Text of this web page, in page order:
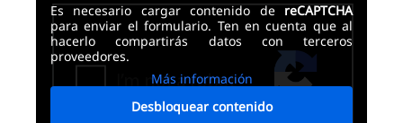
Es necesario cargar contenido dereCAPTCHA
para enviar el formulario. Ten en cuenta que al
hacerlo compartirás datos con terceros
proveedores.
Más información
Desbloquear contenido